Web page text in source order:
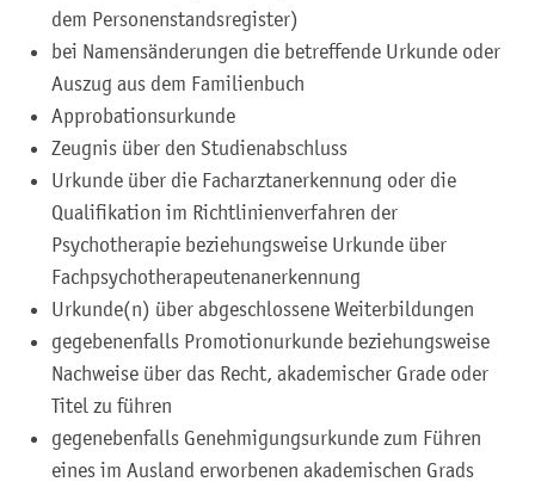
dem Personenstandsregister)
bei Namensänderungen die betreffende Urkunde oder
Auszug aus dem Familienbuch
Approbationsurkunde
Zeugnis über den Studienabschluss
Urkunde über die Facharztanerkennung oder die
Qualifikation im Richtlinienverfahren der
Psychotherapie beziehungsweise Urkunde über
Fachpsychotherapeutenanerkennung
Urkunde(n) über abgeschlossene Weiterbildungen
gegebenenfalls Promotionurkunde beziehungsweise
Nachweise über das Recht, akademischer Grade oder
Titel zu führen
gegenebenfalls Genehmigungsurkunde zum Führen
eines im Ausland erworbenen akademischen Grads